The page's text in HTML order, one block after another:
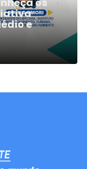
os
e